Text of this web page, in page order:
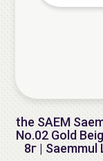
the SAEM
No.02 Gold
8г |